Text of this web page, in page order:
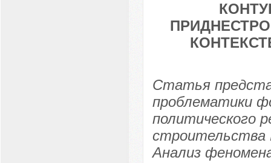
Статья
проблематики
политического
строительства
Анализ